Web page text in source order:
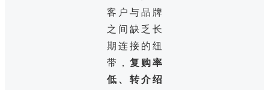
客户与品牌
之间缺乏长
期连接的纽
带， 复购率
低、转介绍